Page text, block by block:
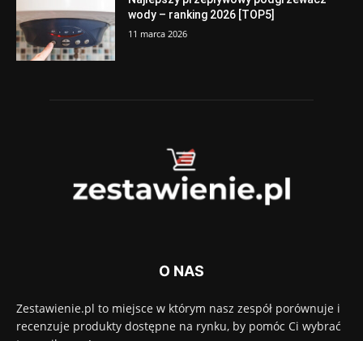
wody – ranking 2026 [TOP5]
11 marca 2026
O NAS
Zestawienie.pl to miejsce w którym nasz zespół porównuje i
recenzuje produkty dostępne na rynku, by pomóc Ci wybrać